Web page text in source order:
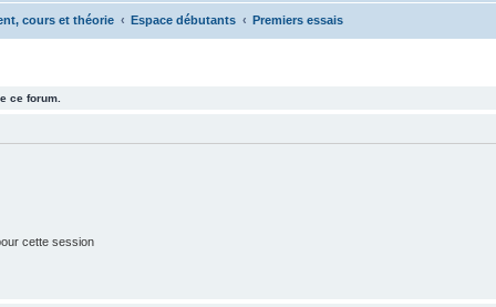
cours et théorie Espace débutants Premiers essais
ce forum.
cette session